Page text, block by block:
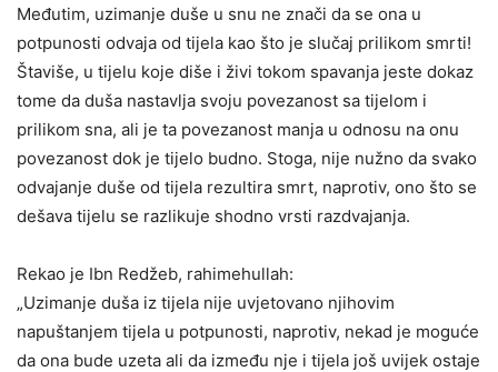
Međutim, uzimanje duše u snu ne znači da se ona u
potpunosti odvaja od tijela kao što je slučaj prilikom smrti!
Štaviše, u tijelu koje diše i živi tokom spavanja jeste dokaz
tome da duša nastavlja svoju povezanost sa tijelom i
prilikom sna, ali je ta povezanost manja u odnosu na onu
povezanost dok je tijelo budno. Stoga, nije nužno da svako
odvajanje duše od tijela rezultira smrt, naprotiv, ono što se
dešava tijelu se razlikuje shodno vrsti razdvajanja.
Rekao je Ibn Redžeb, rahimehullah:
„Uzimanje duša iz tijela nije uvjetovano njihovim
napuštanjem tijela u potpunosti, naprotiv, nekad je moguće
da ona bude uzeta ali da između nje i tijela još uvijek ostaje